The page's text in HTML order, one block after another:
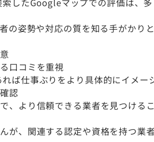
姿勢や対応の質を知る手がかりと
口コミを重視
ば仕事ぶりをより具体的にイメー
認
より信頼できる業者を見つける
が、関連する認定や資格を持つ業